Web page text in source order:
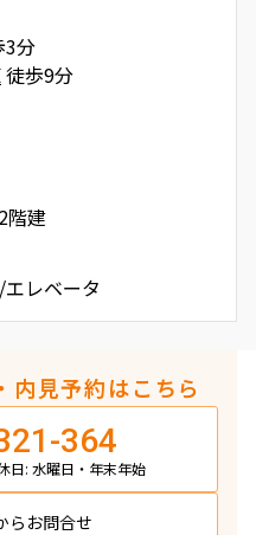
3分
徒歩9分
階建
レベータ
内見予約はこちら
364
日: 水曜日・年末年始
らお問合せ